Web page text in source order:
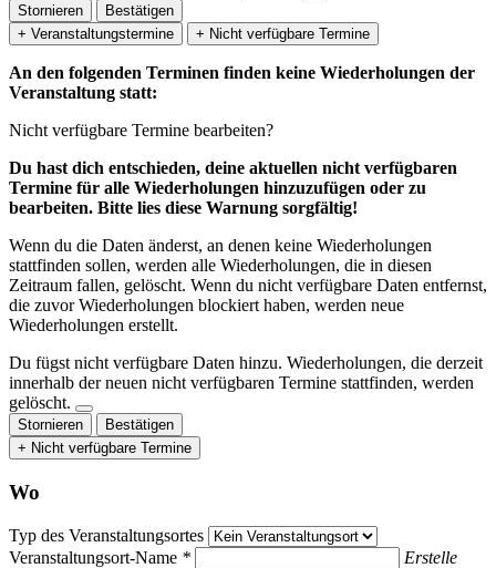
Stornieren
Bestätigen
+ Veranstaltungstermine
+ Nicht verfügbare Termine
An den folgenden Terminen finden keine Wiederholungen der
Veranstaltung statt:
Nicht verfügbare Termine bearbeiten?
Du hast dich entschieden, deine aktuellen nicht verfügbaren
Termine für alle Wiederholungen hinzuzufügen oder zu
bearbeiten. Bitte lies diese Warnung sorgfältig!
Wenn du die Daten änderst, an denen keine Wiederholungen
stattfinden sollen, werden alle Wiederholungen, die in diesen
Zeitraum fallen, gelöscht. Wenn du nicht verfügbare Daten entfernst,
die zuvor Wiederholungen blockiert haben, werden neue
Wiederholungen erstellt.
Du fügst nicht verfügbare Daten hinzu. Wiederholungen, die derzeit
innerhalb der neuen nicht verfügbaren Termine stattfinden, werden
gelöscht.
Stornieren
Bestätigen
+ Nicht verfügbare Termine
Wo
Typ des Veranstaltungsortes
Veranstaltungsort-Name *
Erstelle